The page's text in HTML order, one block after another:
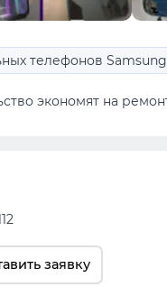
телефонов Samsung
экономят на
заявку